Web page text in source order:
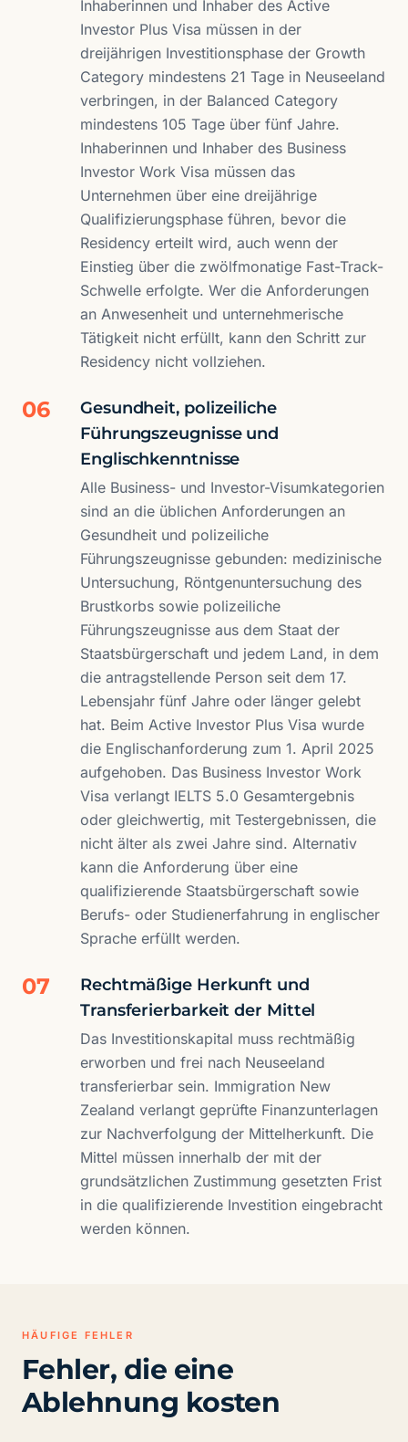
Inhaberinnen und Inhaber des Active
Investor Plus Visa müssen in der
dreijährigen Investitionsphase der Growth
Category mindestens 21 Tage in Neuseeland
verbringen, in der Balanced Category
mindestens 105 Tage über fünf Jahre.
Inhaberinnen und Inhaber des Business
Investor Work Visa müssen das
Unternehmen über eine dreijährige
Qualifizierungsphase führen, bevor die
Residency erteilt wird, auch wenn der
Einstieg über die zwölfmonatige Fast-Track-
Schwelle erfolgte. Wer die Anforderungen
an Anwesenheit und unternehmerische
Tätigkeit nicht erfüllt, kann den Schritt zur
Residency nicht vollziehen.
06
Gesundheit, polizeiliche
Führungszeugnisse und
Englischkenntnisse
Alle Business- und Investor-Visumkategorien
sind an die üblichen Anforderungen an
Gesundheit und polizeiliche
Führungszeugnisse gebunden: medizinische
Untersuchung, Röntgenuntersuchung des
Brustkorbs sowie polizeiliche
Führungszeugnisse aus dem Staat der
Staatsbürgerschaft und jedem Land, in dem
die antragstellende Person seit dem 17.
Lebensjahr fünf Jahre oder länger gelebt
hat. Beim Active Investor Plus Visa wurde
die Englischanforderung zum 1. April 2025
aufgehoben. Das Business Investor Work
Visa verlangt IELTS 5.0 Gesamtergebnis
oder gleichwertig, mit Testergebnissen, die
nicht älter als zwei Jahre sind. Alternativ
kann die Anforderung über eine
qualifizierende Staatsbürgerschaft sowie
Berufs- oder Studienerfahrung in englischer
Sprache erfüllt werden.
07
Rechtmäßige Herkunft und
Transferierbarkeit der Mittel
Das Investitionskapital muss rechtmäßig
erworben und frei nach Neuseeland
transferierbar sein. Immigration New
Zealand verlangt geprüfte Finanzunterlagen
zur Nachverfolgung der Mittelherkunft. Die
Mittel müssen innerhalb der mit der
grundsätzlichen Zustimmung gesetzten Frist
in die qualifizierende Investition eingebracht
werden können.
HÄUFIGE FEHLER
Fehler, die eine
Ablehnung kosten